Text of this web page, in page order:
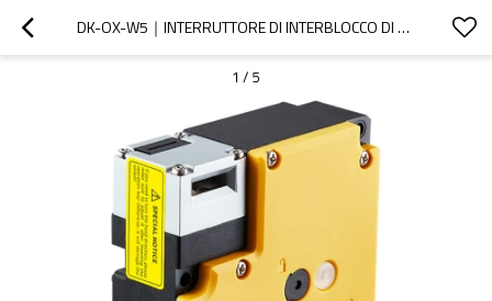
DK-OX-W5｜INTERRUTTORE DI INTERBLOCCO DI SICUREZZA CON FUNZIONE DI BLOCCO｜DADISICK
1 / 5